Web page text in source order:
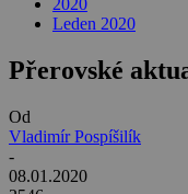
2020
Leden 2020
Přerovské
Od
Vladimír Pospíšilík
-
08.01.2020